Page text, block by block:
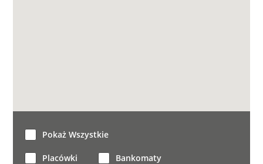
Pokaż Wszystkie
Placówki Bankomaty